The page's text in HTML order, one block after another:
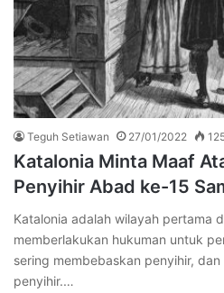
Teguh Setiawan 27/01/2022
Katalonia Minta Maaf
Penyihir Abad ke-15
Katalonia adalah wilayah pertama
memberlakukan hukuman untuk
sering membebaskan penyihir,
penyihir.…